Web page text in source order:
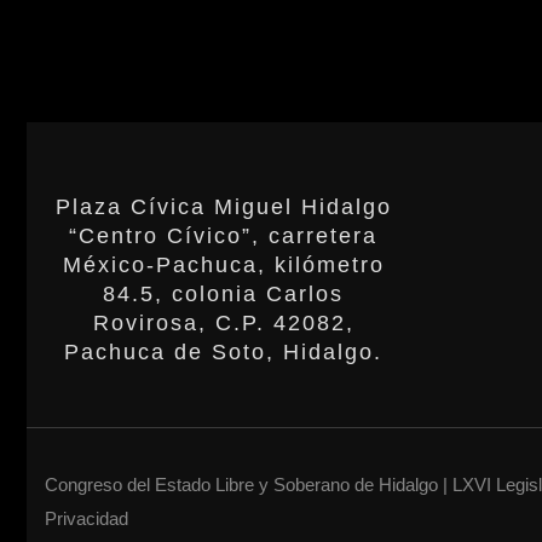
Plaza Cívica Miguel Hidalgo
“Centro Cívico”, carretera
México-Pachuca, kilómetro
84.5, colonia Carlos
Rovirosa, C.P. 42082,
Pachuca de Soto, Hidalgo.
Congreso del Estado Libre y Soberano de Hidalgo | LXVI
Privacidad